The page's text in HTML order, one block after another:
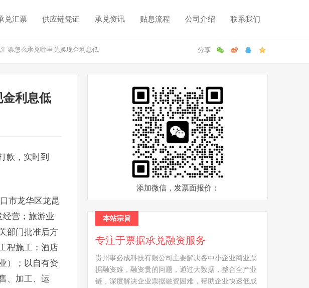
兑汇票 供应链凭证 承兑资讯 贴息流程 公司介绍 联系我们
票怎么承兑哪里兑换现金利息低
利息低
款，实时到
市龙华区龙昆
经营；旅游业
部门批准后方
程施工；酒店
）；以自有资
、加工、运
添加微信，发票面报价：
本站宗旨
专注于票据承兑融资服务
贵州事必成科技有限公司主要解决各中小企业商业票
据融资难，融资贵的问题，通过大数据，整合全产业
链，深度解决企业票据融资困难，帮助企业快速低成